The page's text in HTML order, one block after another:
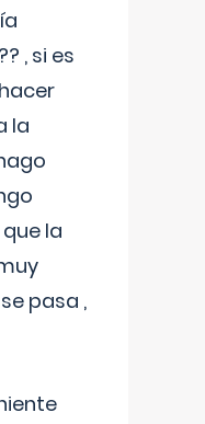
, si es
la
la
pasa ,